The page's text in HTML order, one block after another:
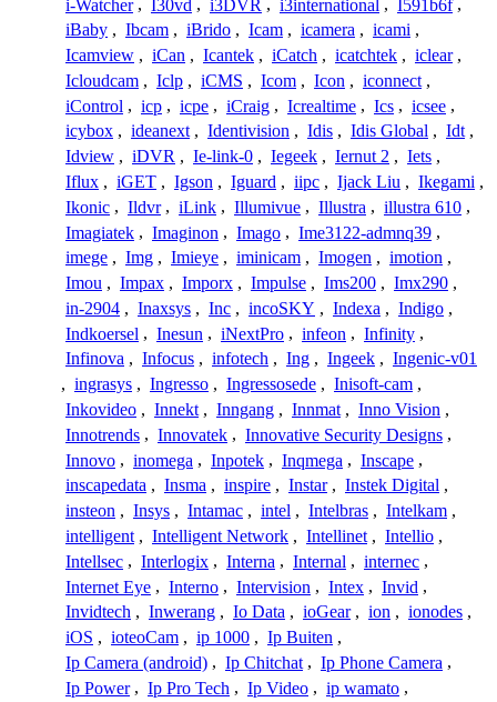
i-Watcher , I30vd , i3DVR , i3international , I591b6f ,
iBaby , Ibcam , iBrido , Icam , icamera , icami ,
Icamview , iCan , Icantek , iCatch , icatchtek , iclear ,
Icloudcam , Iclp , iCMS , Icom , Icon , iconnect ,
iControl , icp , icpe , iCraig , Icrealtime , Ics , icsee ,
icybox , ideanext , Identivision , Idis , Idis Global , Idt ,
Idview , iDVR , Ie-link-0 , Iegeek , Iernut 2 , Iets ,
Iflux , iGET , Igson , Iguard , iipc , Ijack Liu , Ikegami ,
Ikonic , Ildvr , iLink , Illumivue , Illustra , illustra 610 ,
Imagiatek , Imaginon , Imago , Ime3122-admnq39 ,
imege , Img , Imieye , iminicam , Imogen , imotion ,
Imou , Impax , Imporx , Impulse , Ims200 , Imx290 ,
in-2904 , Inaxsys , Inc , incoSKY , Indexa , Indigo ,
Indkoersel , Inesun , iNextPro , infeon , Infinity ,
Infinova , Infocus , infotech , Ing , Ingeek , Ingenic-v01
, ingrasys , Ingresso , Ingressosede , Inisoft-cam ,
Inkovideo , Innekt , Inngang , Innmat , Inno Vision ,
Innotrends , Innovatek , Innovative Security Designs ,
Innovo , inomega , Inpotek , Inqmega , Inscape ,
inscapedata , Insma , inspire , Instar , Instek Digital ,
insteon , Insys , Intamac , intel , Intelbras , Intelkam ,
intelligent , Intelligent Network , Intellinet , Intellio ,
Intellsec , Interlogix , Interna , Internal , internec ,
Internet Eye , Interno , Intervision , Intex , Invid ,
Invidtech , Inwerang , Io Data , ioGear , ion , ionodes ,
iOS , ioteoCam , ip 1000 , Ip Buiten ,
Ip Camera (android) , Ip Chitchat , Ip Phone Camera ,
Ip Power , Ip Pro Tech , Ip Video , ip wamato ,